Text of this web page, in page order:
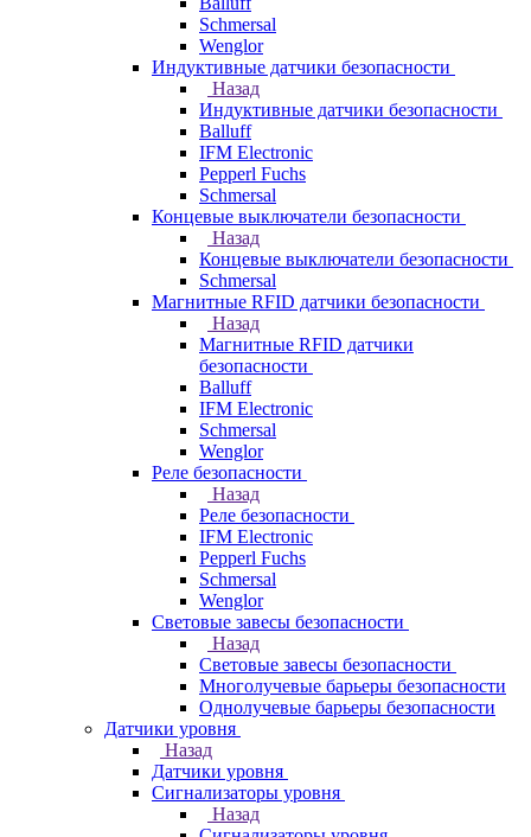
Schmersal
Wenglor
Индуктивные датчики безопасности
Назад
Индуктивные датчики безопасности
Balluff
IFM Electronic
Pepperl Fuchs
Schmersal
Концевые выключатели безопасности
Назад
Концевые выключатели безопасности
Schmersal
Магнитные RFID датчики безопасности
Назад
Магнитные RFID датчики
безопасности
Balluff
IFM Electronic
Schmersal
Wenglor
Реле безопасности
Назад
Реле безопасности
IFM Electronic
Pepperl Fuchs
Schmersal
Wenglor
Световые завесы безопасности
Назад
Световые завесы безопасности
Многолучевые барьеры безопасности
Однолучевые барьеры безопасности
Датчики уровня
Назад
Датчики уровня
Сигнализаторы уровня
Назад